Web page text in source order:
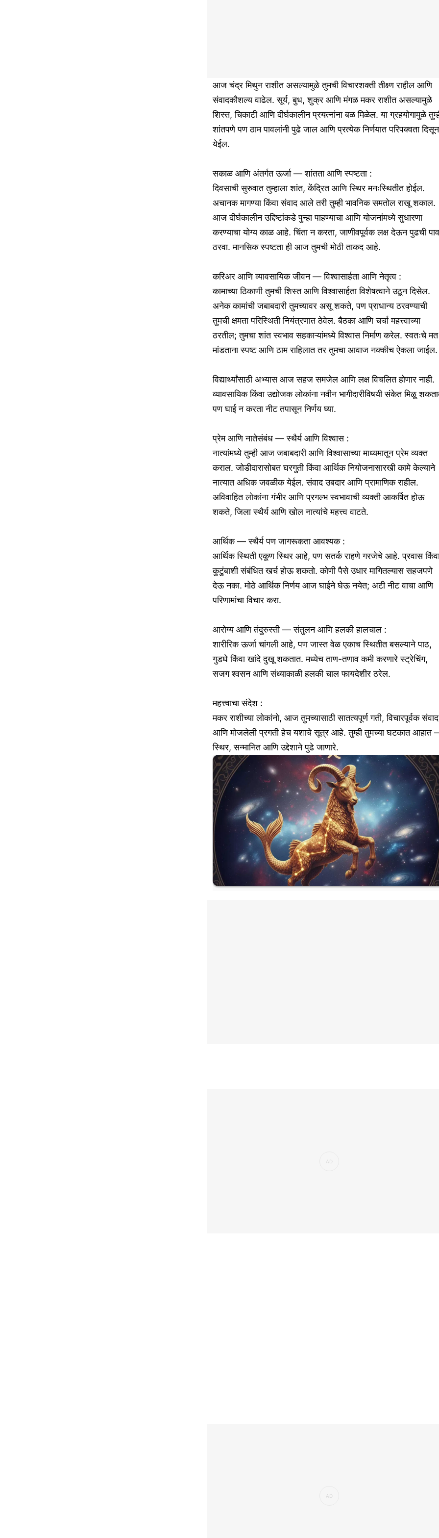
आज चंद्र मिथुन राशीत असल्यामुळे तुमची विचारशक्ती तीक्ष्ण राहील आणि
संवादकौशल्य वाढेल. सूर्य, बुध, शुक्र आणि मंगळ मकर राशीत असल्यामुळे
शिस्त, चिकाटी आणि दीर्घकालीन प्रयत्नांना बळ मिळेल. या ग्रहयोगामुळे
शांतपणे पण ठाम पावलांनी पुढे जाल आणि प्रत्येक निर्णयात परिपक्वता दिसून
येईल.
सकाळ आणि अंतर्गत ऊर्जा — शांतता आणि स्पष्टता :
दिवसाची सुरुवात तुम्हाला शांत, केंद्रित आणि स्थिर मनःस्थितीत होईल.
अचानक मागण्या किंवा संवाद आले तरी तुम्ही भावनिक समतोल राखू शकाल.
आज दीर्घकालीन उद्दिष्टांकडे पुन्हा पाहण्याचा आणि योजनांमध्ये सुधारणा
करण्याचा योग्य काळ आहे. चिंता न करता, जाणीवपूर्वक लक्ष देऊन पुढची
ठरवा. मानसिक स्पष्टता ही आज तुमची मोठी ताकद आहे.
करिअर आणि व्यावसायिक जीवन — विश्वासार्हता आणि नेतृत्व :
कामाच्या ठिकाणी तुमची शिस्त आणि विश्वासार्हता विशेषत्वाने उठून दिसेल.
अनेक कामांची जबाबदारी तुमच्यावर असू शकते, पण प्राधान्य ठरवण्याची
तुमची क्षमता परिस्थिती नियंत्रणात ठेवेल. बैठका आणि चर्चा महत्त्वाच्या
ठरतील; तुमचा शांत स्वभाव सहकाऱ्यांमध्ये विश्वास निर्माण करेल. स्वतःचे मत
मांडताना स्पष्ट आणि ठाम राहिलात तर तुमचा आवाज नक्कीच ऐकला जाईल.
विद्यार्थ्यांसाठी अभ्यास आज सहज समजेल आणि लक्ष विचलित होणार नाही.
व्यावसायिक किंवा उद्योजक लोकांना नवीन भागीदारीविषयी संकेत मिळू
पण घाई न करता नीट तपासून निर्णय घ्या.
प्रेम आणि नातेसंबंध — स्थैर्य आणि विश्वास :
नात्यांमध्ये तुम्ही आज जबाबदारी आणि विश्वासाच्या माध्यमातून प्रेम व्यक्त
कराल. जोडीदारासोबत घरगुती किंवा आर्थिक नियोजनासारखी कामे केल्याने
नात्यात अधिक जवळीक येईल. संवाद उबदार आणि प्रामाणिक राहील.
अविवाहित लोकांना गंभीर आणि प्रगल्भ स्वभावाची व्यक्ती आकर्षित होऊ
शकते, जिला स्थैर्य आणि खोल नात्यांचे महत्त्व वाटते.
आर्थिक — स्थैर्य पण जागरूकता आवश्यक :
आर्थिक स्थिती एकूण स्थिर आहे, पण सतर्क राहणे गरजेचे आहे. प्रवास
कुटुंबाशी संबंधित खर्च होऊ शकतो. कोणी पैसे उधार मागितल्यास सहजपणे
देऊ नका. मोठे आर्थिक निर्णय आज घाईने घेऊ नयेत; अटी नीट वाचा आणि
परिणामांचा विचार करा.
आरोग्य आणि तंदुरुस्ती — संतुलन आणि हलकी हालचाल :
शारीरिक ऊर्जा चांगली आहे, पण जास्त वेळ एकाच स्थितीत बसल्याने पाठ,
गुडघे किंवा खांदे दुखू शकतात. मध्येच ताण-तणाव कमी करणारे स्ट्रेचिंग,
सजग श्वसन आणि संध्याकाळी हलकी चाल फायदेशीर ठरेल.
महत्त्वाचा संदेश :
मकर राशीच्या लोकांनो, आज तुमच्यासाठी सातत्यपूर्ण गती, विचारपूर्वक संवाद
आणि मोजलेली प्रगती हेच यशाचे सूत्र आहे. तुम्ही तुमच्या घटकात आहात
स्थिर, सन्मानित आणि उद्देशाने पुढे जाणारे.